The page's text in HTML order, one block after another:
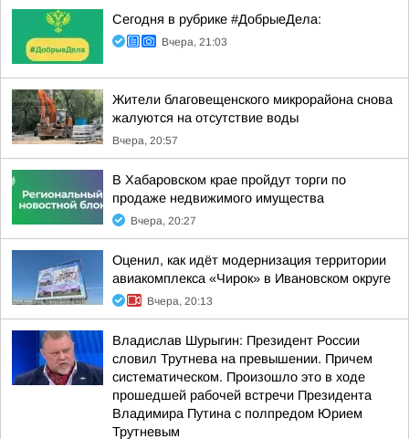
Сегодня в рубрике #ДобрыеДела:
Вчера, 21:03
Жители благовещенского микрорайона снова
жалуются на отсутствие воды
Вчера, 20:57
В Хабаровском крае пройдут торги по
продаже недвижимого имущества
Вчера, 20:27
Оценил, как идёт модернизация территории
авиакомплекса «Чирок» в Ивановском округе
Вчера, 20:13
Владислав Шурыгин: Президент России
словил Трутнева на превышении. Причем
систематическом. Произошло это в ходе
прошедшей рабочей встречи Президента
Владимира Путина с полпредом Юрием
Трутневым